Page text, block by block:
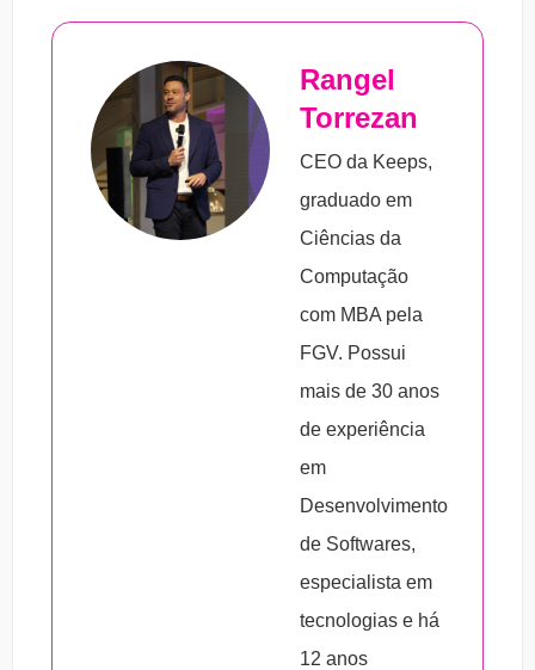
Rangel
Torrezan
CEO da Keeps,
graduado em
Ciências da
Computação
com MBA pela
FGV. Possui
mais de 30 anos
de experiência
em
Desenvolvimento
de Softwares,
especialista em
tecnologias e há
12 anos